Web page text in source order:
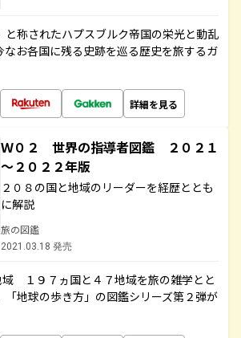
と称されたハプスブルク帝国の栄光と動乱
なお各国に残る史跡を巡る歴史を旅するガ
詳細を見る
Ｗ０２ 世界の指導者図鑑 ２０２１
～２０２２年版
２０８の国と地域のリーダーを経歴ととも
に解説
旅の図鑑
2021.03.18 発売
域 １９７ヵ国と４７地域を旅の雑学とと
「地球の歩き方」の図鑑シリーズ第２弾が